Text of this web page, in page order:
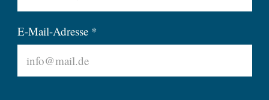
E-Mail-Adresse *